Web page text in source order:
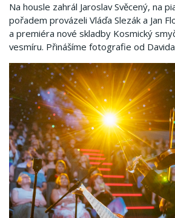
Na housle zahrál Jaroslav Svěcený, na
pořadem provázeli Vláďa Slezák a Jan
a premiéra nové skladby Kosmický
vesmíru. Přinášíme fotografie od